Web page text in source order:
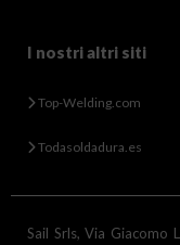
I nostri altri siti
Top-Welding.com
Todasoldadura.es
Sail Srls, Via Giacomo